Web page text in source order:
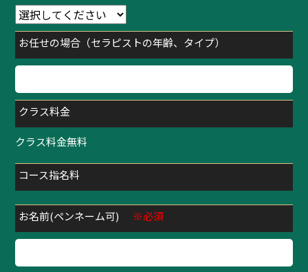
お任せの場合（セラピストの年齢、タイプ）
クラス料金
クラス料金無料
コース指名料
お名前(ペンネーム可) ※必須